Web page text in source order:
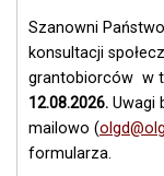
Szanowni
konsultacji
grantobiorców w
12.08.2026. Uwagi
mailowo (
formularza.